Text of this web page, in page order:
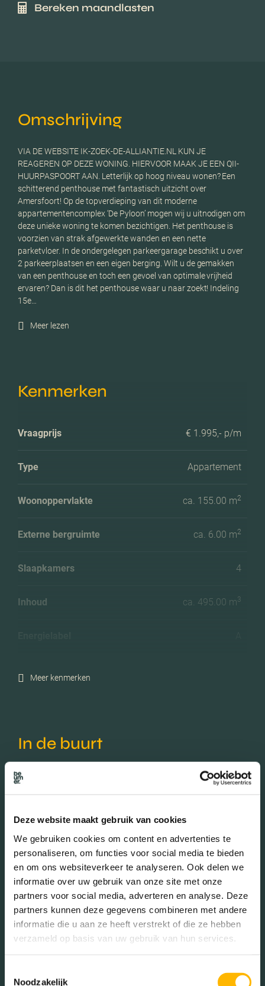
Deze website maakt gebruik van cookies
We gebruiken cookies om content en advertenties te
personaliseren, om functies voor social media te bieden
en om ons websiteverkeer te analyseren. Ook delen we
informatie over uw gebruik van onze site met onze
partners voor social media, adverteren en analyse. Deze
partners kunnen deze gegevens combineren met andere
informatie die u aan ze heeft verstrekt of die ze hebben
verzameld op basis van uw gebruik van hun services.
Noodzakelijk
Bereken maandlasten
Omschrijving
VIA DE WEBSITE IK-ZOEK-DE-ALLIANTIE.NL KUN JE
REAGEREN OP DEZE WONING. HIERVOOR MAAK JE EEN QII-
HUURPASPOORT AAN. Letterlijk op hoog niveau wonen? Een
schitterend penthouse met fantastisch uitzicht over
Amersfoort! Op de topverdieping van dit moderne
appartementencomplex ‘De Pyloon’ mogen wij u uitnodigen om
deze unieke woning te komen bezichtigen. Het penthouse is
voorzien van strak afgewerkte wanden en een nette
parketvloer. In de ondergelegen parkeergarage beschikt u over
2 parkeerplaatsen en een eigen berging. Wilt u de gemakken
van een penthouse en toch een gevoel van optimale vrijheid
ervaren? Dan is dit het penthouse waar u naar zoekt! Indeling
15e…
Meer lezen
Kenmerken
Vraagprijs € 1.995,- p/m
Type Appartement
Woonoppervlakte ca. 155.00 m2
Externe bergruimte ca. 6.00 m2
Slaapkamers 4
Inhoud ca. 495.00 m3
Meer kenmerken
In de buurt
Stadhuis Luchthaven
Metrostation Musea
Parken Parkeerplaats
Restaurant Scholen
Sportschool Winkels